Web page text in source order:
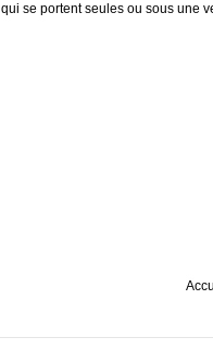
qui se portent seules ou sous une